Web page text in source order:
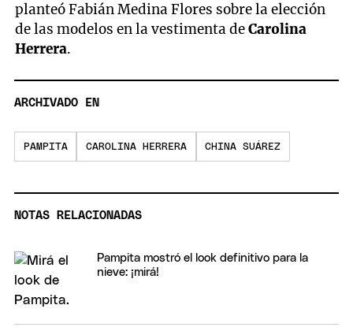
planteó Fabián Medina Flores sobre la elección
de las modelos en la vestimenta deCarolina
Herrera.
ARCHIVADO EN
PAMPITA CAROLINA HERRERA CHINA SUÁREZ
NOTAS RELACIONADAS
Pampita mostró el look definitivo para la
nieve: ¡mirá!